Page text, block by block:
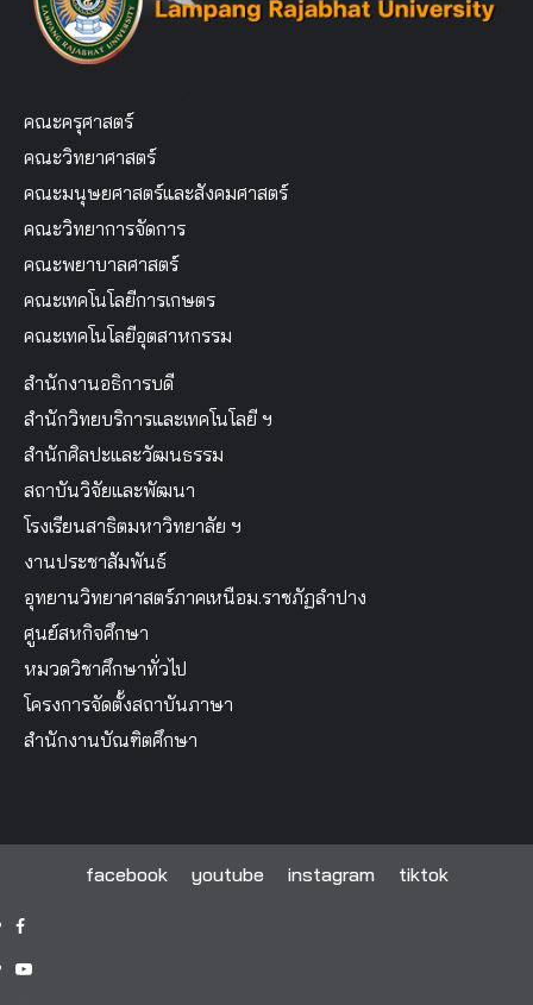
คณะครุศาสตร์
คณะวิทยาศาสตร์
คณะมนุษยศาสตร์และสังคมศาสตร์
คณะวิทยาการจัดการ
คณะพยาบาลศาสตร์
คณะเทคโนโลยีการเกษตร
คณะเทคโนโลยีอุตสาหกรรม
สำนักงานอธิการบดี
สำนักวิทยบริการและเทคโนโลยี ฯ
สำนักศิลปะและวัฒนธรรม
สถาบันวิจัยและพัฒนา
โรงเรียนสาธิตมหาวิทยาลัย ฯ
งานประชาสัมพันธ์
อุทยานวิทยาศาสตร์ภาคเหนือม.ราชภัฏลำปาง
ศูนย์สหกิจศึกษา
หมวดวิชาศึกษาทั่วไป
โครงการจัดตั้งสถาบันภาษา
สำนักงานบัณฑิตศึกษา
facebook youtube instagram tiktok
facebook
youtube